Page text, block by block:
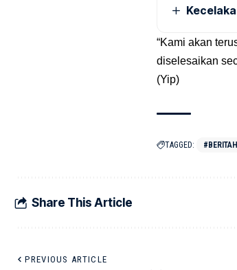
“Kami akan
diselesaikan
(Yip)
TAGGED:
Share This Article
PREVIOUS ARTICLE